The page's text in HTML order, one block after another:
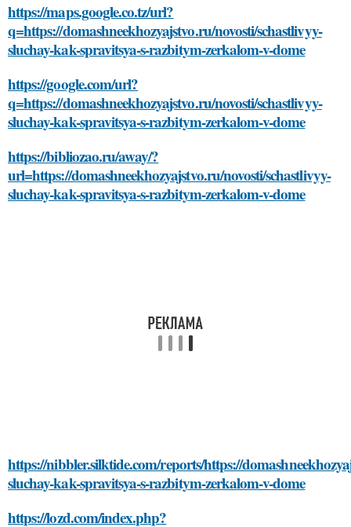
https://maps.google.co.tz/url?
q=https://domashneekhozyajstvo.ru/novosti/schastlivyy-
sluchay-kak-spravitsya-s-razbitym-zerkalom-v-dome
https://google.com/url?
q=https://domashneekhozyajstvo.ru/novosti/schastlivyy-
sluchay-kak-spravitsya-s-razbitym-zerkalom-v-dome
https://bibliozao.ru/away/?
url=https://domashneekhozyajstvo.ru/novosti/schastlivyy-
sluchay-kak-spravitsya-s-razbitym-zerkalom-v-dome
https://nibbler.silktide.com/reports/https://
sluchay-kak-spravitsya-s-razbitym-zerkalom-v-dome
https://lozd.com/index.php?